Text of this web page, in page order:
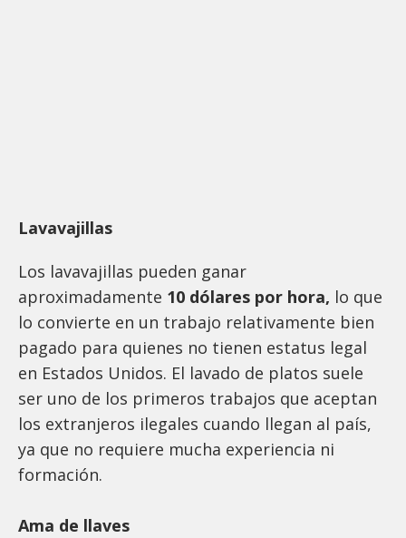
Lavavajillas
Los lavavajillas pueden ganar
aproximadamente 10 dólares por hora, lo que
lo convierte en un trabajo relativamente bien
pagado para quienes no tienen estatus legal
en Estados Unidos. El lavado de platos suele
ser uno de los primeros trabajos que aceptan
los extranjeros ilegales cuando llegan al país,
ya que no requiere mucha experiencia ni
formación.
Ama de llaves